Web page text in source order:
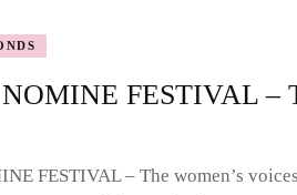
FESTIVAL –
FESTIVAL – The women’s